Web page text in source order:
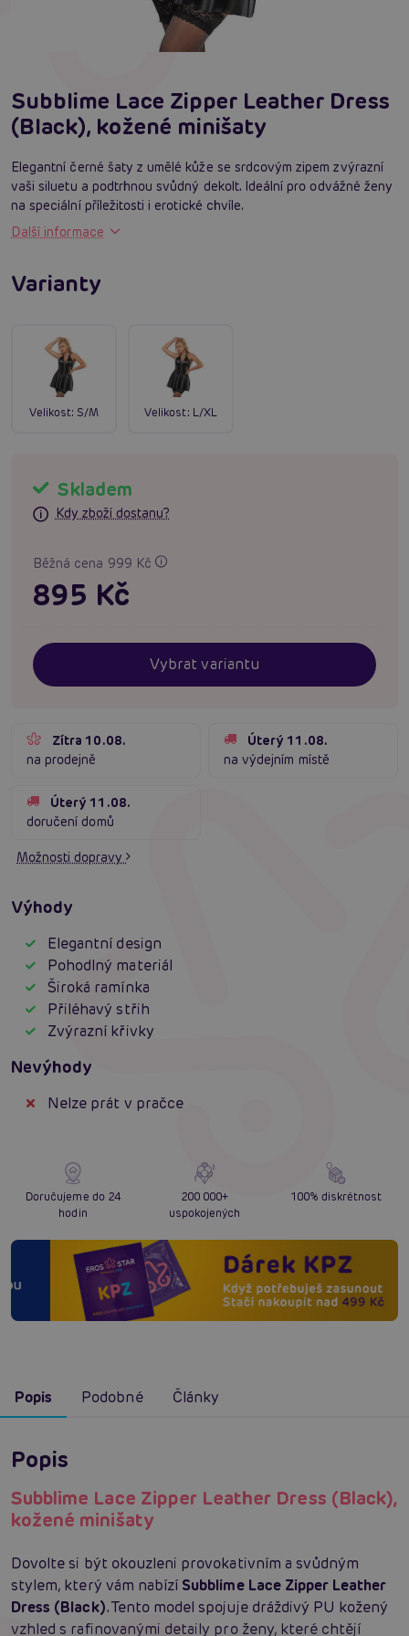
Subblime Lace Zipper Leather Dress
(Black), kožené minišaty
Elegantní černé šaty z umělé kůže se srdcovým zipem zvýrazní
vaši siluetu a podtrhnou svůdný dekolt. Ideální pro odvážné ženy
na speciální příležitosti i erotické chvíle.
Další informace
Varianty
Velikost: S/M Velikost: L/XL
Skladem
Kdy zboží dostanu?
Běžná cena 999 Kč
895 Kč
Vybrat variantu
Zítra 10.08.
na prodejně
Úterý 11.08.
na výdejním místě
Úterý 11.08.
doručení domů
Možnosti dopravy
Výhody
Elegantní design
Pohodlný materiál
Široká ramínka
Přiléhavý střih
Zvýrazní křivky
Nevýhody
Nelze prát v pračce
Doručujeme do 24
hodin
200 000+
uspokojených
100% diskrétnost
Popis Podobné Články
Popis
Subblime Lace Zipper Leather Dress (Black),
kožené minišaty
Dovolte si být okouzleni provokativním a svůdným
stylem, který vám nabízí Subblime Lace Zipper Leather
Dress (Black). Tento model spojuje dráždivý PU kožený
vzhled s rafinovanými detaily pro ženy, které chtějí